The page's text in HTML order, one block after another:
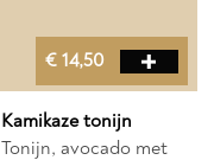
€ 14,50
Kamikaze tonijn
Tonijn, avocado met